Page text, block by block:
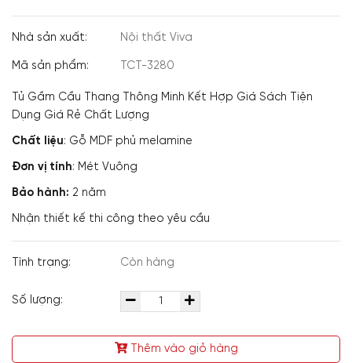
Nhà sản xuất: Nội thất Viva
Mã sản phẩm: TCT-3280
Tủ Gầm Cầu Thang Thông Minh Kết Hợp Giá Sách Tiện
Dụng Giá Rẻ Chất Lượng
Chất liệu: Gỗ MDF phủ melamine
Đơn vị tính: Mét Vuông
Bảo hành: 2 năm
Nhận thiết kế thi công theo yêu cầu
Tình trạng: Còn hàng
Số lượng:
Thêm vào giỏ hàng